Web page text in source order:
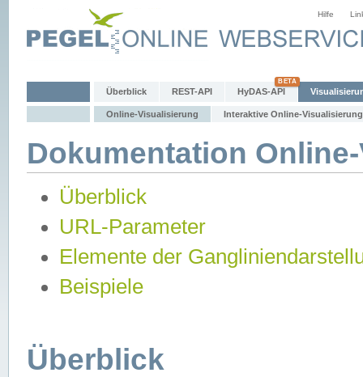
Hilfe
Überblick REST-API HyDAS-API
Online-Visualisierung Interaktive Online-Visualisierung
Dokumentation
Überblick
URL-Parameter
Elemente der
Beispiele
Überblick